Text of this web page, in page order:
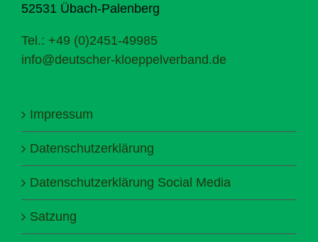
52531 Übach-Palenberg
Tel.: +49 (0)2451-49985
info@deutscher-kloeppelverband.de
Impressum
Datenschutzerklärung
Datenschutzerklärung Social Media
Satzung